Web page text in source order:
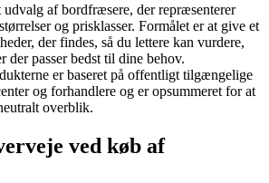
af bordfræsere, der repræsenterer
og prisklasser. Formålet er at give et
der findes, så du lettere kan vurdere,
passer bedst til dine behov.
er baseret på offentligt tilgængelige
og forhandlere og er opsummeret for at
overblik.
ved køb af